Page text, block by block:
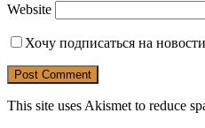
Website
Хочу подписаться на
This site uses Akismet to reduce